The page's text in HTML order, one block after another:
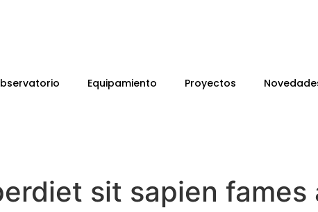
Equipamiento Proyectos
sit sapien fames